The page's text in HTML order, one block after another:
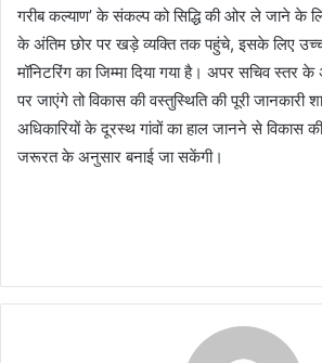
गरीब कल्याण’ के संकल्प को सिद्धि की ओर ले जाने के
के अंतिम छोर पर खड़े व्यक्ति तक पहुंचे, इसके लिए उच्च
मॉनिटरिंग का जिम्मा दिया गया है। अपर सचिव स्तर के
पर जाएंगे तो विकास की वस्तुस्थिति की पूरी जानकारी
अधिकारियों के दूरस्थ गांवों का हाल जानने से विकास की
जरूरत के अनुसार बनाई जा सकेंगी।